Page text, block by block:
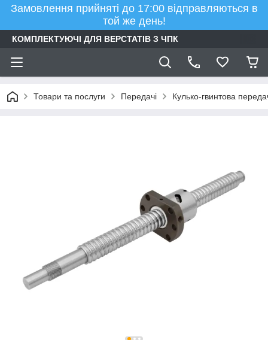
Замовлення прийняті до 17:00 відправляються в
той же день!
КОМПЛЕКТУЮЧІ ДЛЯ ВЕРСТАТІВ З ЧПК
Товари та послуги Передачі Кулько-гвинтова